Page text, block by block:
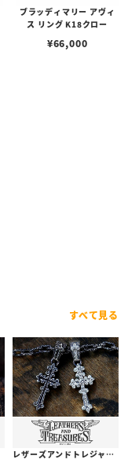
ブラッディマリー アヴィ
ス リング K18クロー
¥66,000
すべて見る
レザーズアンドトレジャーズ